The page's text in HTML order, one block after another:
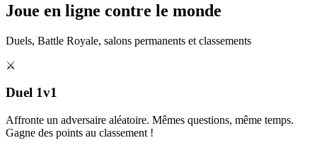
Joue en ligne contre le monde
Duels, Battle Royale, salons permanents et classements
⚔️
Duel 1v1
Affronte un adversaire aléatoire. Mêmes questions, même temps.
Gagne des points au classement !